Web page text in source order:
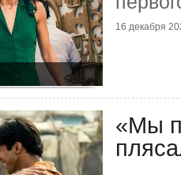
16 декабря
«Мы